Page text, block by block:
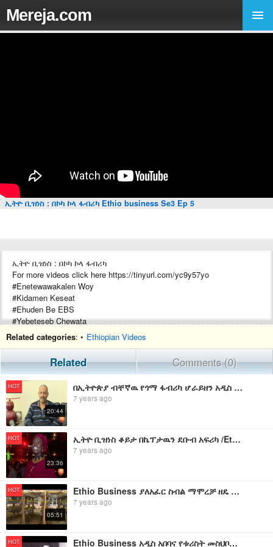
Mereja.com
ኢትዮ ቢዝነስ : በኮካ ኮላ ፋብሪካ Ethio business Se3 Ep 5
ኢትዮ ቢዝነስ : በኮካ ኮላ ፋብሪካ
For more videos click here https://tinyurl.com/yc9y57yo
#Enetewawakalen Woy
#Kidamen Keseat
#Ehuden Be EBS
#Yebeteseb Chewata
Related categories: • Ethiopian Videos
Related Comments (0)
HOT
20:44
በኢትዮጵያ ብቸኛዉ የጎማ ፋብሪካ ሆራይዘን አዲስ ጎማ/Ethio Business SE 3 EP 14
7 years ago
HOT
23:36
ኢትዮ ቢዝነስ ቆይታ በኬፕታዉን ደቡብ አፍሪካ /Ethio Business Part 2
7 years ago
HOT
05:51
Ethio Business ያለአፈር ስብል ማሞረቻ ዘዴ በስራ ፈጣሪዎቹ /Ethio Business SE 4 EP 4
7 years ago
HOT Ethio Business አዲስ አበባና የቱሪስት መስህቦቿ/Ethio Business SE 4 EP 4